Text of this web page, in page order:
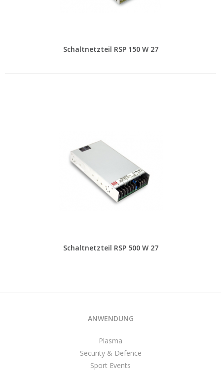
Schaltnetzteil RSP 150 W 27
Schaltnetzteil RSP 500 W 27
ANWENDUNG
Plasma
Security & Defence
Sport Events